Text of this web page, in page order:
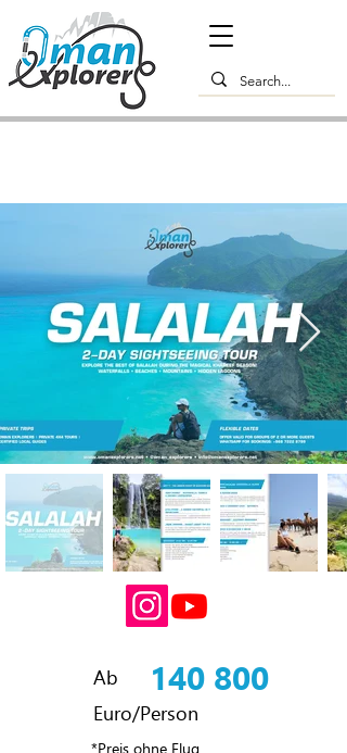
Ab 140 800
Euro/Person
*Preis ohne Flug